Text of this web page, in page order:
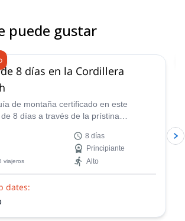
at Machu Picchu. Incredible, Fantastic,
puede gustar
8 días en la Cordillera
de montaña certificado en este
8 días a través de la prístina
viajeros
8 días
Principiante
Alto
dates: